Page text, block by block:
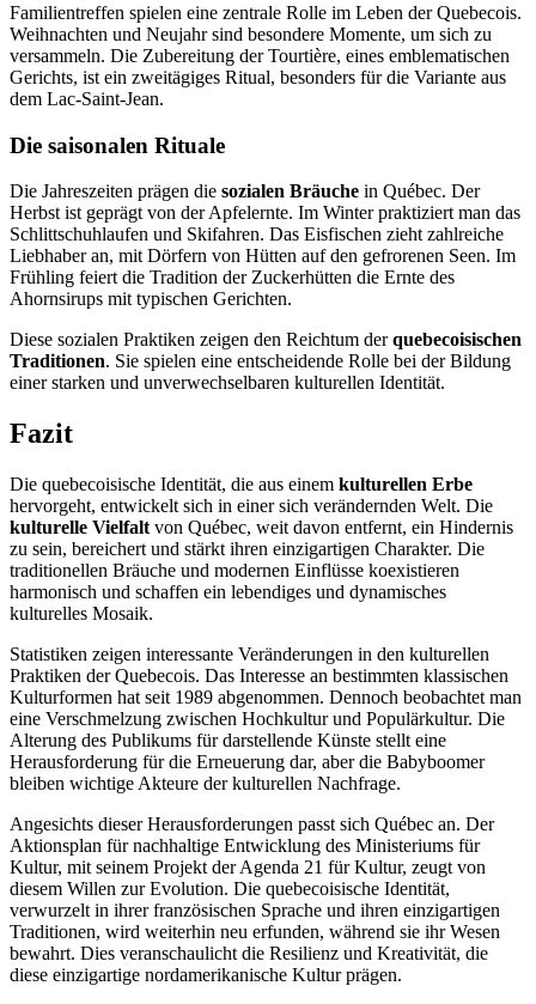
Familientreffen spielen eine zentrale Rolle im Leben der Quebecois.
Weihnachten und Neujahr sind besondere Momente, um sich zu
versammeln. Die Zubereitung der Tourtière, eines emblematischen
Gerichts, ist ein zweitägiges Ritual, besonders für die Variante aus
dem Lac-Saint-Jean.
Die saisonalen Rituale
Die Jahreszeiten prägen die sozialen Bräuche in Québec. Der
Herbst ist geprägt von der Apfelernte. Im Winter praktiziert man das
Schlittschuhlaufen und Skifahren. Das Eisfischen zieht zahlreiche
Liebhaber an, mit Dörfern von Hütten auf den gefrorenen Seen. Im
Frühling feiert die Tradition der Zuckerhütten die Ernte des
Ahornsirups mit typischen Gerichten.
Diese sozialen Praktiken zeigen den Reichtum derquebecoisischen
Traditionen. Sie spielen eine entscheidende Rolle bei der Bildung
einer starken und unverwechselbaren kulturellen Identität.
Fazit
Die quebecoisische Identität, die aus einem kulturellen Erbe
hervorgeht, entwickelt sich in einer sich verändernden Welt. Die
kulturelle Vielfalt von Québec, weit davon entfernt, ein Hindernis
zu sein, bereichert und stärkt ihren einzigartigen Charakter. Die
traditionellen Bräuche und modernen Einflüsse koexistieren
harmonisch und schaffen ein lebendiges und dynamisches
kulturelles Mosaik.
Statistiken zeigen interessante Veränderungen in den kulturellen
Praktiken der Quebecois. Das Interesse an bestimmten klassischen
Kulturformen hat seit 1989 abgenommen. Dennoch beobachtet man
eine Verschmelzung zwischen Hochkultur und Populärkultur. Die
Alterung des Publikums für darstellende Künste stellt eine
Herausforderung für die Erneuerung dar, aber die Babyboomer
bleiben wichtige Akteure der kulturellen Nachfrage.
Angesichts dieser Herausforderungen passt sich Québec an. Der
Aktionsplan für nachhaltige Entwicklung des Ministeriums für
Kultur, mit seinem Projekt der Agenda 21 für Kultur, zeugt von
diesem Willen zur Evolution. Die quebecoisische Identität,
verwurzelt in ihrer französischen Sprache und ihren einzigartigen
Traditionen, wird weiterhin neu erfunden, während sie ihr Wesen
bewahrt. Dies veranschaulicht die Resilienz und Kreativität, die
diese einzigartige nordamerikanische Kultur prägen.